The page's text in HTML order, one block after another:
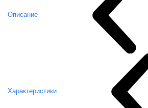
Описание
Характеристики